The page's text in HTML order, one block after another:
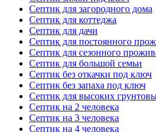
Септик для загородного дома
Септик для коттеджа
Септик для дачи
Септик для постоянного
Септик для сезонного
Септик для большой семьи
Септик без откачки под ключ
Септик без запаха под ключ
Септик для высоких
Септик на 2 человека
Септик на 3 человека
Септик на 4 человека